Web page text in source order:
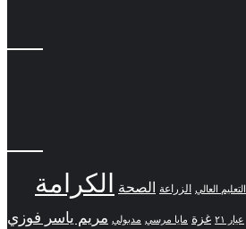
التعليم العالي الزراعة الصحة
الكرامة
عيار ٢١ غزة مايا مرسي مدبولي مريم ياسر فوزي